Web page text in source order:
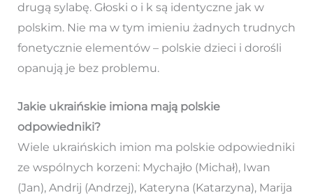
drugą sylabę. Głoski o i k są identyczne jak w
polskim. Nie ma w tym imieniu żadnych trudnych
fonetycznie elementów – polskie dzieci i dorośli
opanują je bez problemu.
Jakie ukraińskie imiona mają polskie
odpowiedniki?
Wiele ukraińskich imion ma polskie odpowiedniki
ze wspólnych korzeni: Mychajło (Michał), Iwan
(Jan), Andrij (Andrzej), Kateryna (Katarzyna), Marija